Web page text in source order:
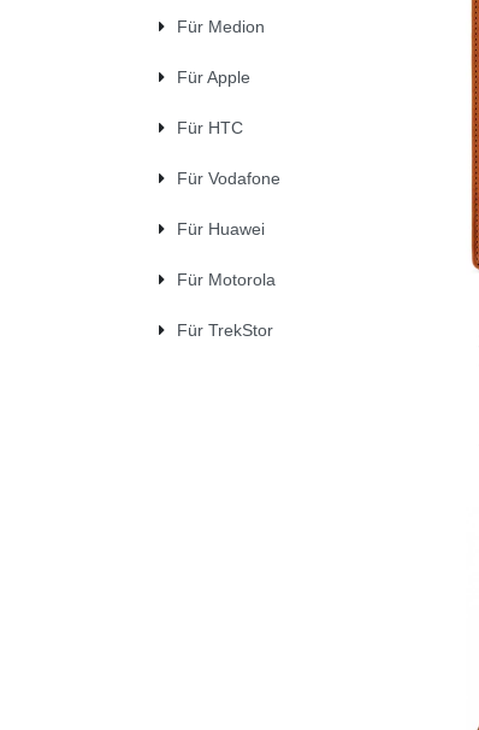
Für Medion
Für Apple
Für HTC
Für Vodafone
Für Huawei
Für Motorola
Für TrekStor